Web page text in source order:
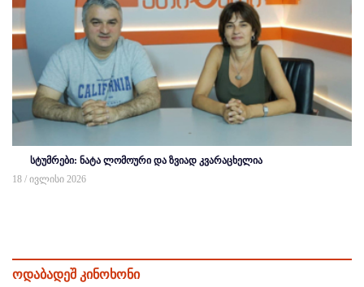
სტუმრები: ნატა ლომოური და ზვიად კვარაცხელია
18 / ივლისი 2026
ოდაბადეშ კინოხონი